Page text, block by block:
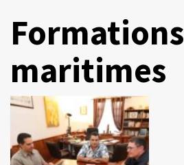
Formations
maritimes